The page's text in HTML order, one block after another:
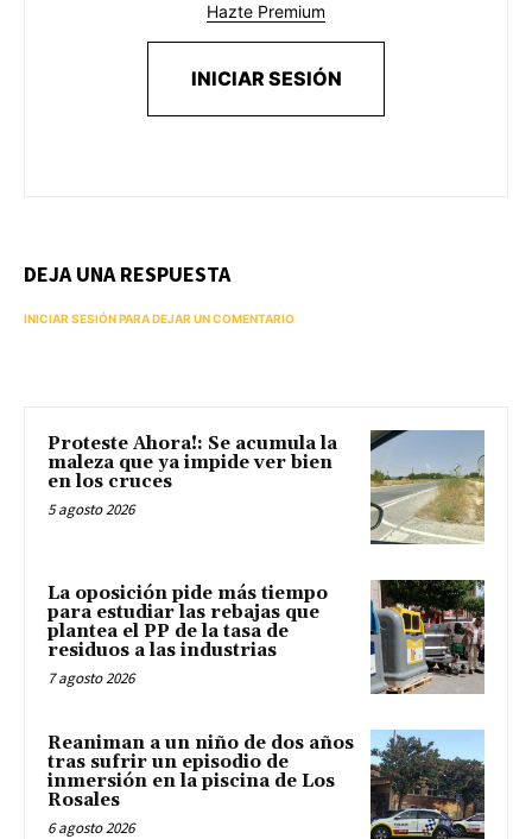
Hazte Premium
INICIAR SESIÓN
DEJA UNA RESPUESTA
INICIAR SESIÓN PARA DEJAR UN COMENTARIO
Proteste Ahora!: Se acumula la
maleza que ya impide ver bien
en los cruces
5 agosto 2026
La oposición pide más tiempo
para estudiar las rebajas que
plantea el PP de la tasa de
residuos a las industrias
7 agosto 2026
Reaniman a un niño de dos años
tras sufrir un episodio de
inmersión en la piscina de Los
Rosales
6 agosto 2026